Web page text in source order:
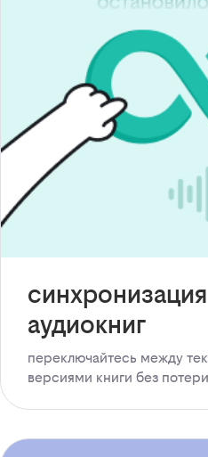
аудиокниг
переключайтесь между
версиями книги без